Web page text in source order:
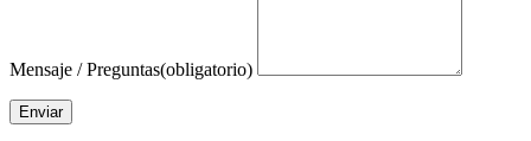
Mensaje / Preguntas(obligatorio)
Enviar